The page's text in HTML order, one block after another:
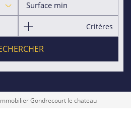
Critères
Gondrecourt le chateau